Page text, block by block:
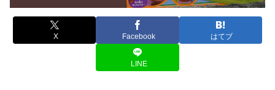
X Facebook はてブ
LINE